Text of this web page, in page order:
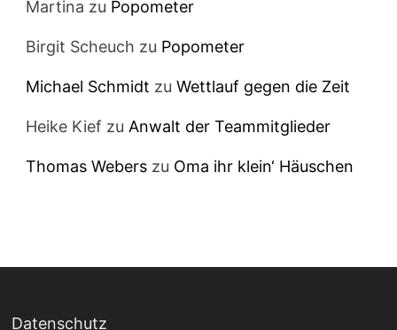
Martina zu Popometer
Birgit Scheuch zu Popometer
Michael Schmidt zuWettlauf gegen die Zeit
Heike Kief zu Anwalt der Teammitglieder
Thomas Webers zu Oma ihr klein‘ Häuschen
Datenschutz